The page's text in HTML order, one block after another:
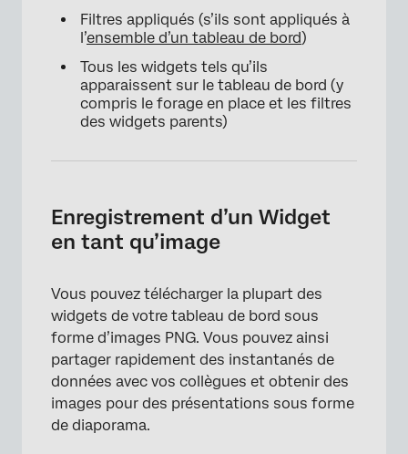
Filtres appliqués (s’ils sont appliqués à
l’ensemble d’un tableau de bord)
Tous les widgets tels qu’ils
apparaissent sur le tableau de bord (y
compris le forage en place et les filtres
des widgets parents)
Enregistrement d’un Widget
en tant qu’image
Vous pouvez télécharger la plupart des
widgets de votre tableau de bord sous
forme d’images PNG. Vous pouvez ainsi
partager rapidement des instantanés de
données avec vos collègues et obtenir des
images pour des présentations sous forme
de diaporama.